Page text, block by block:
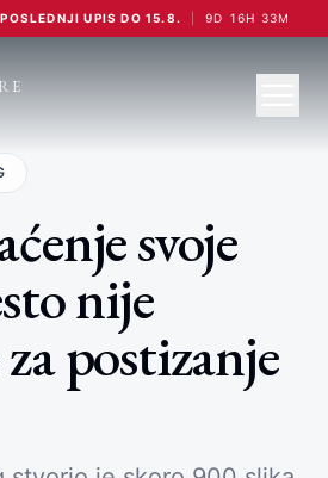
UPIS DO 15.8. 9D 16H 33M
svoje
nije
postizanje